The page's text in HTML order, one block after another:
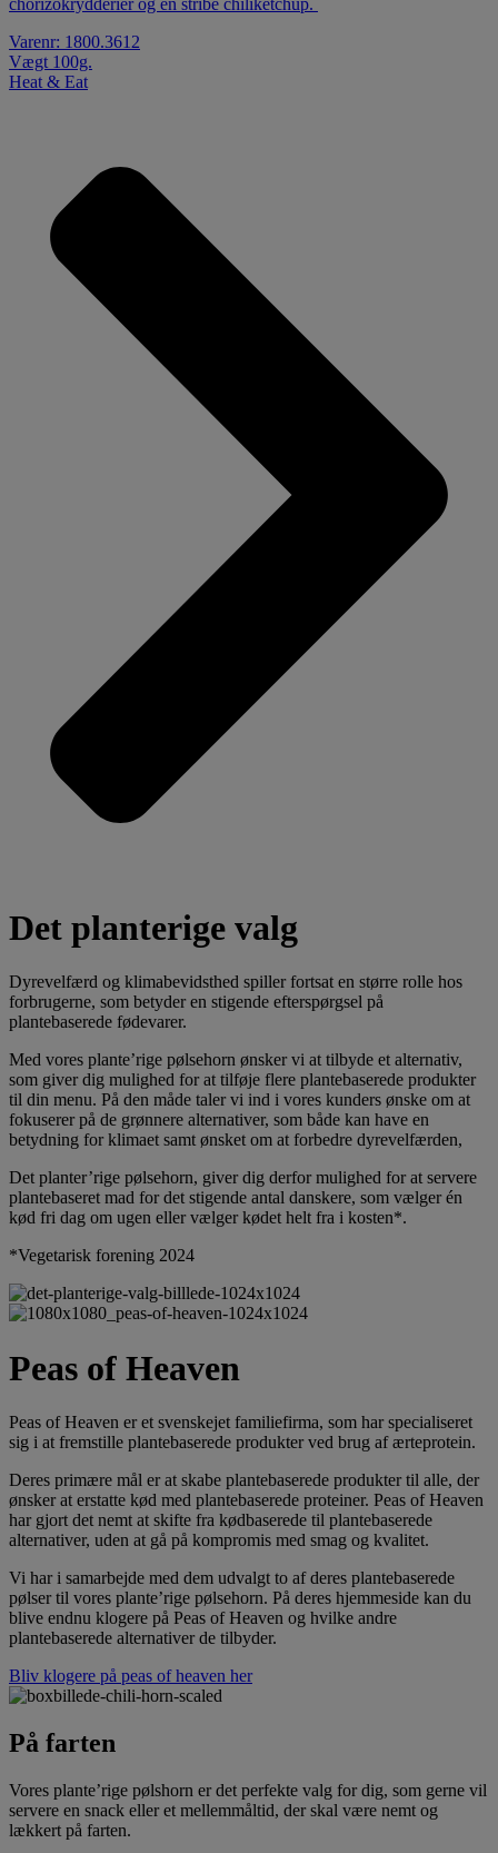
chorizokrydderier og en stribe chiliketchup.
Varenr: 1800.3612
Vægt 100g.
Heat & Eat
Det planterige valg
Dyrevelfærd og klimabevidsthed spiller fortsat en større rolle hos
forbrugerne, som betyder en stigende efterspørgsel på
plantebaserede fødevarer.
Med vores plante’rige pølsehorn ønsker vi at tilbyde et alternativ,
som giver dig mulighed for at tilføje flere plantebaserede produkter
til din menu. På den måde taler vi ind i vores kunders ønske om at
fokuserer på de grønnere alternativer, som både kan have en
betydning for klimaet samt ønsket om at forbedre dyrevelfærden,
Det planter’rige pølsehorn, giver dig derfor mulighed for at servere
plantebaseret mad for det stigende antal danskere, som vælger én
kød fri dag om ugen eller vælger kødet helt fra i kosten*.
*Vegetarisk forening 2024
Peas of Heaven
Peas of Heaven er et svenskejet familiefirma, som har specialiseret
sig i at fremstille plantebaserede produkter ved brug af ærteprotein.
Deres primære mål er at skabe plantebaserede produkter til alle, der
ønsker at erstatte kød med plantebaserede proteiner. Peas of Heaven
har gjort det nemt at skifte fra kødbaserede til plantebaserede
alternativer, uden at gå på kompromis med smag og kvalitet.
Vi har i samarbejde med dem udvalgt to af deres plantebaserede
pølser til vores plante’rige pølsehorn. På deres hjemmeside kan du
blive endnu klogere på Peas of Heaven og hvilke andre
plantebaserede alternativer de tilbyder.
Bliv klogere på peas of heaven her
På farten
Vores plante’rige pølshorn er det perfekte valg for dig, som gerne vil
servere en snack eller et mellemmåltid, der skal være nemt og
lækkert på farten.